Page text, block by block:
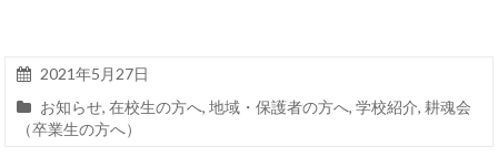
2021年5月27日
お知らせ,在校生の方へ,地域・保護者の方へ,学校紹介,耕魂会
（卒業生の方へ）